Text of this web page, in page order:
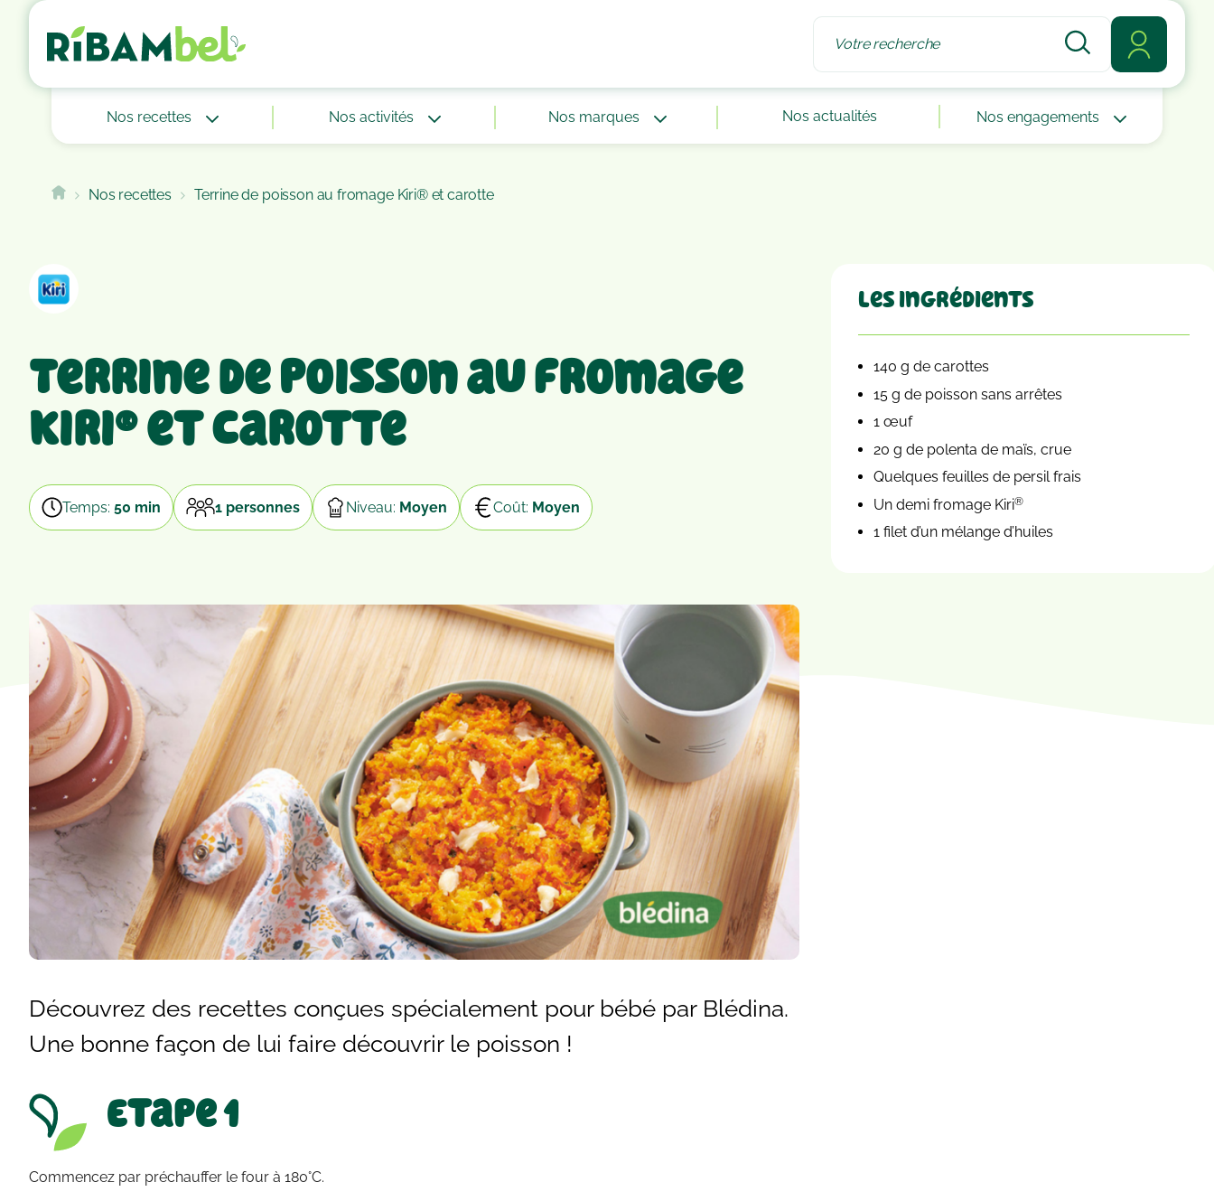
Nos recettes Nos activités Nos marques Nos actualités Nos engagements
Nos recettes Terrine de poisson au fromage Kiri® et carotte
Terrine de poisson au fromage
Kiri® et carotte
Temps: 50 min 1 personnes Niveau: Moyen Coût: Moyen
Découvrez des recettes conçues spécialement pour bébé par Blédina.
Une bonne façon de lui faire découvrir le poisson !
Etape 1
Commencez par préchauffer le four à 180°C.
Les ingrédients
140 g de carottes
15 g de poisson sans arrêtes
1 œuf
20 g de polenta de maïs, crue
Quelques feuilles de persil frais
Un demi fromage Kiri®
1 filet d’un mélange d’huiles
Cookies management panel